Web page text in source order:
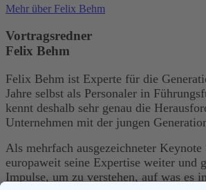
Mehr über Felix Behm
Vortragsredner
Felix Behm
Felix Behm ist Experte für die
Jahre selbst als Personaler in
kennt deshalb sehr genau die
Unternehmen mit der jungen
Als mehrfach ausgezeichneter
europaweit seine Expertise weiter und
Impulse, um zu verstehen, auf was es